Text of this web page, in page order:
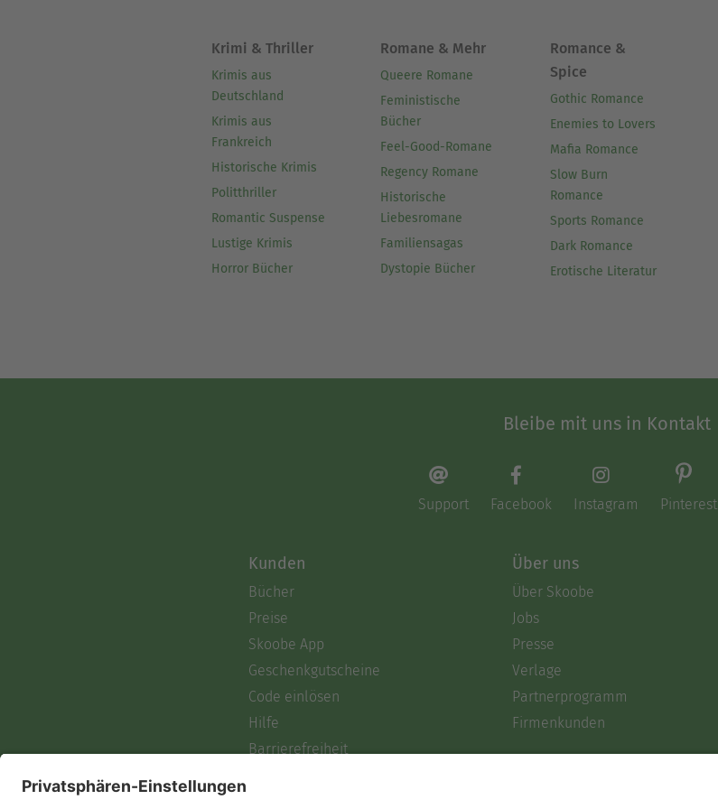
Krimi & Thriller
Krimis aus
Deutschland
Krimis aus
Frankreich
Historische Krimis
Politthriller
Romantic Suspense
Lustige Krimis
Horror Bücher
Romane & Mehr
Queere Romane
Feministische
Bücher
Feel-Good-Romane
Regency Romane
Historische
Liebesromane
Familiensagas
Dystopie Bücher
Romance &
Spice
Gothic Romance
Enemies to Lovers
Mafia Romance
Slow Burn
Romance
Sports Romance
Dark Romance
Erotische Literatur
Bleibe mit uns in Kontakt
Support Facebook Instagram Pinterest
Kunden
Bücher
Preise
Skoobe App
Geschenkgutscheine
Code einlösen
Hilfe
Barrierefreiheit
Über uns
Über Skoobe
Jobs
Presse
Verlage
Partnerprogramm
Firmenkunden